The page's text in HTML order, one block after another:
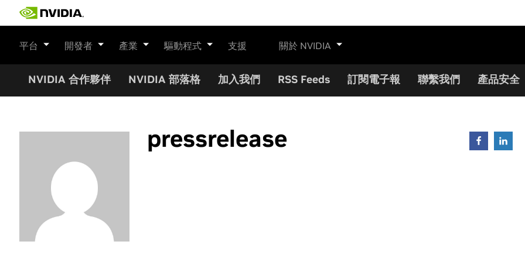
平台 開發者 產業 驅動程式 支援 關於 NVIDIA
NVIDIA 合作夥伴 NVIDIA 部落格 加入我們 RSS Feeds 訂閱電子報 聯繫我們 產品安全
pressrelease